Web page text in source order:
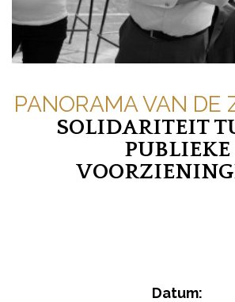
PANORAMA VAN DE
SOLIDARITEIT
PUBLIEKE
Datum: